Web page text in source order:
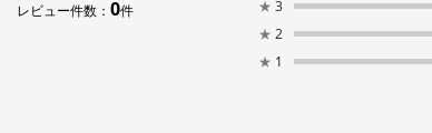
レビュー件数： 0件 ★ 3
★ 2
★ 1